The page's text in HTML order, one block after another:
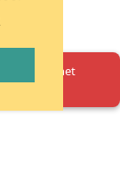
probeer het